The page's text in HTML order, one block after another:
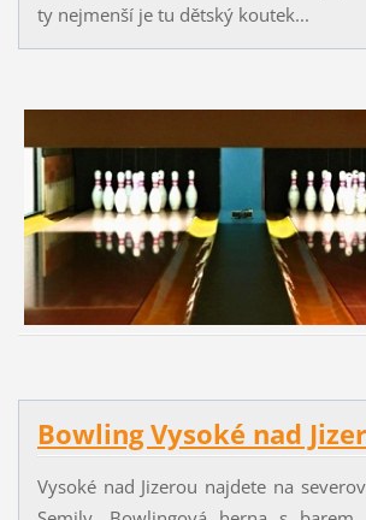
ty nejmenší je tu dětský koutek...
Bowling Vysoké nad
Vysoké nad Jizerou najdete na